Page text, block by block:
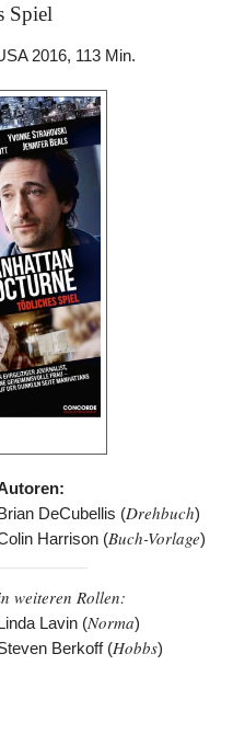
Spiel
2016, 113 Min.
DeCubellis (Drehbuch)
Harrison (Buch-Vorlage)
weiteren Rollen:
Lavin (Norma)
Berkoff (Hobbs)